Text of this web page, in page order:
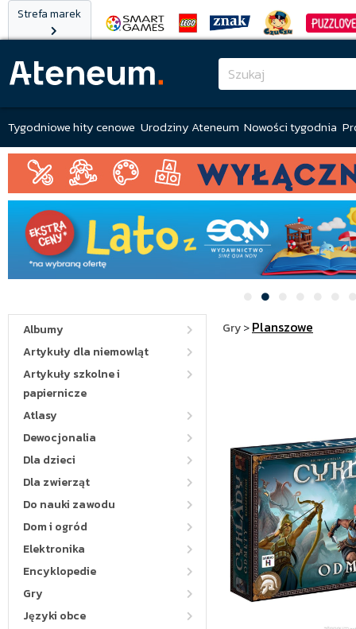
Strefa marek
Tygodniowe hity cenowe Urodziny Ateneum Nowości tygodnia
Albumy
Artykuły dla niemowląt
Artykuły szkolne i
papiernicze
Atlasy
Dewocjonalia
Dla dzieci
Dla zwierząt
Do nauki zawodu
Dom i ogród
Elektronika
Encyklopedie
Gry
Języki obce
Gry>Planszowe